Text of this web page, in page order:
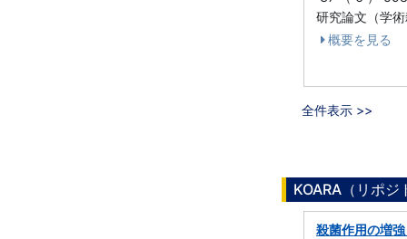
研究論文（学
概要を見る
全件表示 >>
KOARA（リポ
殺菌作用の増